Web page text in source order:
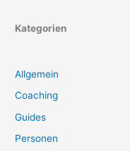
Kategorien
Allgemein
Coaching
Guides
Personen